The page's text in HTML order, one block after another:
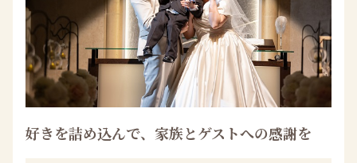
好きを詰め込んで、家族とゲストへの感謝を